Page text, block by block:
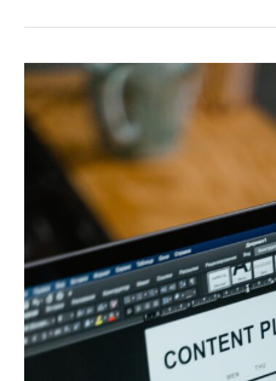
Tipos
de
Periodización
Entrenamiento
de
Fuerza